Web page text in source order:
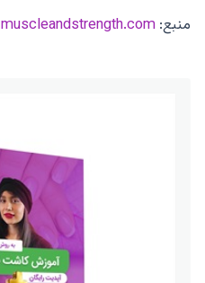
منبع:muscleandstrength.com